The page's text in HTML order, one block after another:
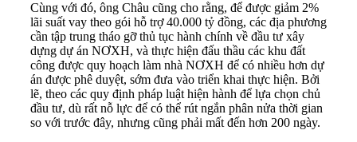
Cùng với đó, ông Châu cũng cho rằng, để được giảm 2%
lãi suất vay theo gói hỗ trợ 40.000 tỷ đồng, các địa phương
cần tập trung tháo gỡ thủ tục hành chính về đầu tư xây
dựng dự án NƠXH, và thực hiện đấu thầu các khu đất
công được quy hoạch làm nhà NƠXH để có nhiều hơn dự
án được phê duyệt, sớm đưa vào triển khai thực hiện. Bởi
lẽ, theo các quy định pháp luật hiện hành để lựa chọn chủ
đầu tư, dù rất nỗ lực để có thể rút ngắn phân nửa thời gian
so với trước đây, nhưng cũng phải mất đến hơn 200 ngày.